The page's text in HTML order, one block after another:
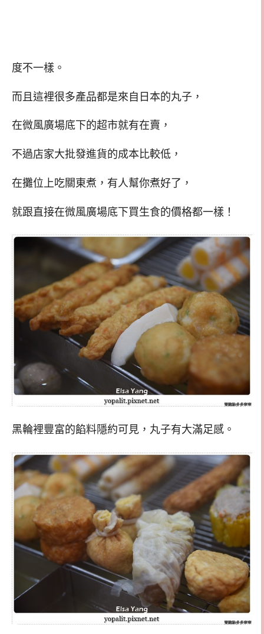
度不一樣。
而且這裡很多產品都是來自日本的丸子，
在微風廣場底下的超市就有在賣，
不過店家大批發進貨的成本比較低，
在攤位上吃關東煮，有人幫你煮好了，
就跟直接在微風廣場底下買生食的價格都一樣！
黑輪裡豐富的餡料隱約可見，丸子有大滿足感。